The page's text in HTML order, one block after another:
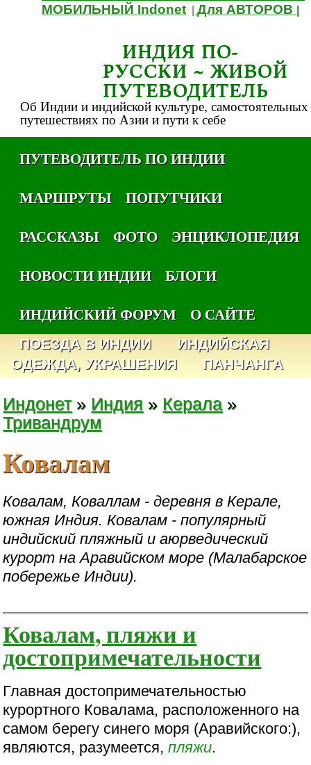
МОБИЛЬНЫЙ Indonet |Для АВТОРОВ
ИНДИЯ ПО-
РУССКИ ~ ЖИВОЙ
ПУТЕВОДИТЕЛЬ
Об Индии и индийской культуре, самостоятельных
путешествиях по Азии и пути к себе
ПУТЕВОДИТЕЛЬ ПО ИНДИИ
МАРШРУТЫ
ПОПУТЧИКИ
РАССКАЗЫ
ФОТО
ЭНЦИКЛОПЕДИЯ
НОВОСТИ ИНДИИ
БЛОГИ
ИНДИЙСКИЙ ФОРУМ
О САЙТЕ
ПОЕЗДА В ИНДИИ
ИНДИЙСКАЯ
ОДЕЖДА, УКРАШЕНИЯ
ПАНЧАНГА
Индонет» Индия » Керала »
Тривандрум
Ковалам
Ковалам, Коваллам - деревня в Керале,
южная Индия. Ковалам - популярный
индийский пляжный и аюрведический
курорт на Аравийском море (Малабарское
побережье Индии).
Ковалам, пляжи и
достопримечательности
Главная достопримечательностью
курортного Ковалама, расположенного на
самом берегу синего моря (Аравийского:),
являются, разумеется,пляжи.